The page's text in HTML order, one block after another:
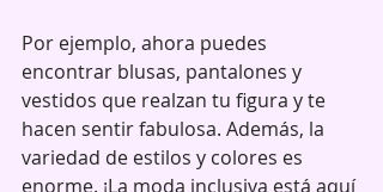
Por ejemplo, ahora puedes
encontrar blusas, pantalones y
vestidos que realzan tu figura y te
hacen sentir fabulosa. Además, la
variedad de estilos y colores es
enorme. ¡La moda inclusiva está aquí